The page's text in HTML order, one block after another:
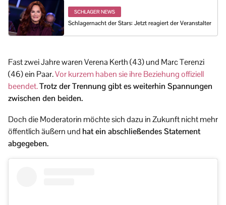
SCHLAGER NEWS
Schlagernacht der Stars: Jetzt reagiert der Veranstalter
Fast zwei Jahre waren Verena Kerth (43) und Marc Terenzi
(46) ein Paar.Vor kurzem haben sie ihre Beziehung offiziell
beendet.Trotz der Trennung gibt es weiterhin Spannungen
zwischen den beiden.
Doch die Moderatorin möchte sich dazu in Zukunft nicht mehr
öffentlich äußern und hat ein abschließendes Statement
abgegeben.